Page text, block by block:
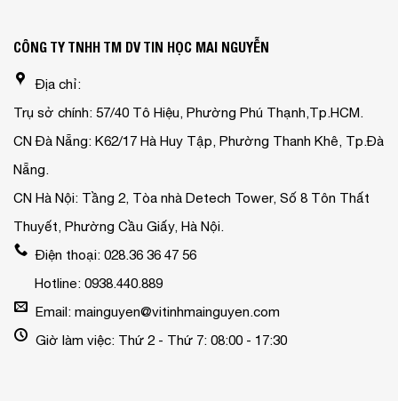
CÔNG TY TNHH TM DV TIN HỌC MAI NGUYỄN
Địa chỉ:
Trụ sở chính: 57/40 Tô Hiệu, Phường Phú Thạnh,Tp.HCM.
CN Đà Nẵng: K62/17 Hà Huy Tập, Phường Thanh Khê, Tp.Đà
Nẵng.
CN Hà Nội: Tầng 2, Tòa nhà Detech Tower, Số 8 Tôn Thất
Thuyết, Phường Cầu Giấy, Hà Nội.
Điện thoại: 028.36 36 47 56
Hotline: 0938.440.889
Email: mainguyen@vitinhmainguyen.com
Giờ làm việc: Thứ 2 - Thứ 7: 08:00 - 17:30